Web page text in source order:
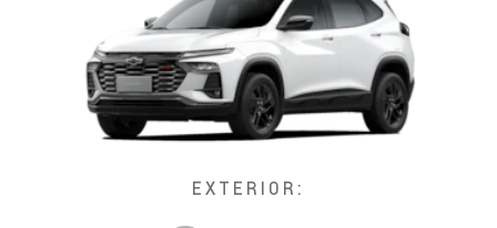
EXTERIOR: